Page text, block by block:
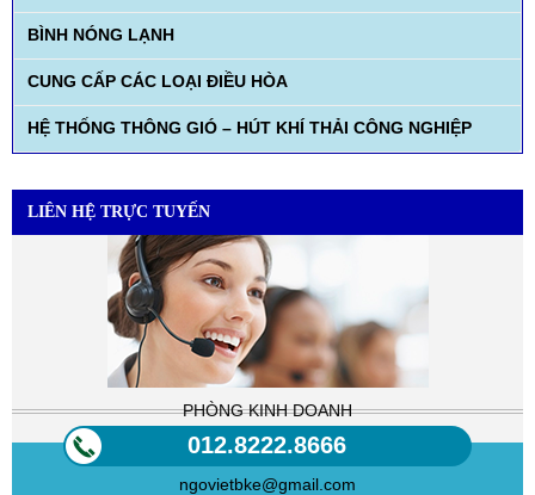
BÌNH NÓNG LẠNH
CUNG CẤP CÁC LOẠI ĐIỀU HÒA
HỆ THỐNG THÔNG GIÓ – HÚT KHÍ THẢI CÔNG NGHIỆP
LIÊN HỆ TRỰC TUYẾN
PHÒNG KINH DOANH
012.8222.8666
ngovietbke@gmail.com